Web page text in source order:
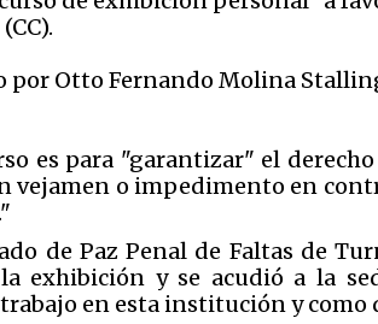
por Otto Fernando Molina
es para "garantizar" el
vejamen o impedimento en
de Paz Penal de Faltas de
exhibición y se acudió a la
en esta institución y como